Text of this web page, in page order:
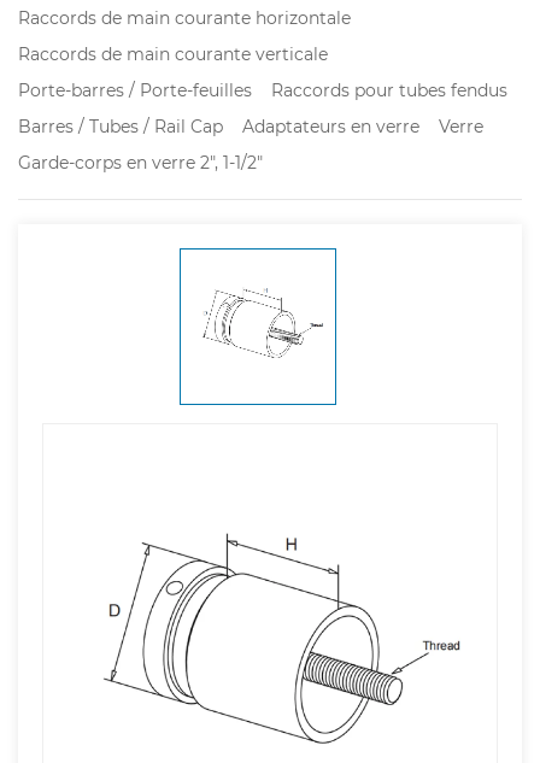
Raccords de main courante horizontale
Raccords de main courante verticale
Porte-barres / Porte-feuilles
Raccords pour tubes fendus
Barres / Tubes / Rail Cap
Adaptateurs en verre
Verre
Garde-corps en verre 2", 1-1/2"